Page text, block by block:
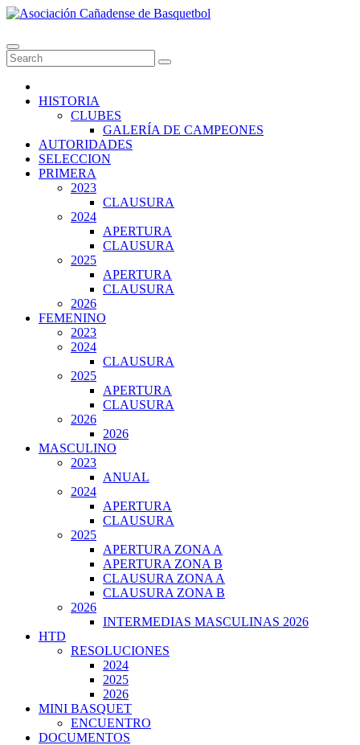
Skip
content
HISTORIA
CLUBES
GALERÍA DE CAMPEONES
AUTORIDADES
SELECCION
PRIMERA
2023
CLAUSURA
2024
APERTURA
CLAUSURA
2025
APERTURA
CLAUSURA
2026
FEMENINO
2023
2024
CLAUSURA
2025
APERTURA
CLAUSURA
2026
2026
MASCULINO
2023
ANUAL
2024
APERTURA
CLAUSURA
2025
APERTURA ZONA A
APERTURA ZONA B
CLAUSURA ZONA A
CLAUSURA ZONA B
2026
INTERMEDIAS MASCULINAS 2026
HTD
RESOLUCIONES
2024
2025
2026
MINI BASQUET
ENCUENTRO
DOCUMENTOS